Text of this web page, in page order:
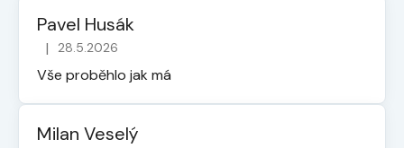
Pavel Husák
Hodnocení obchodu je 5 z 5 hvězdiček.
| 28.5.2026
Vše proběhlo jak má
Milan Veselý